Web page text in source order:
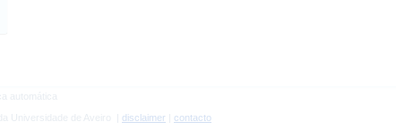
automática
Universidade de Aveiro | disclaimer contacto